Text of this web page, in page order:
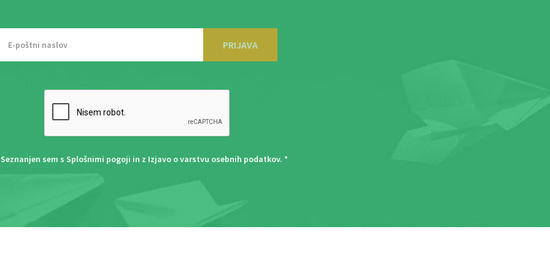
PRIJAVA
Seznanjen sem s Splošnimi pogoji in z Izjavo o varstvu osebnih podatkov. *